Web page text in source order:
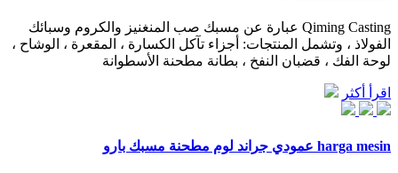
Qiming Casting عبارة عن مسبك صب المنغنيز والكروم وسبائك
الفولاذ ، وتشمل المنتجات: أجزاء تآكل الكسارة ، المقعرة ، الوشاح ،
لوحة الفك ، قضبان النفخ ، بطانة مطحنة الأسطوانة
اقرأ أكثر
harga mesin عمودي جراند لوم مطحنة مسبك بارو